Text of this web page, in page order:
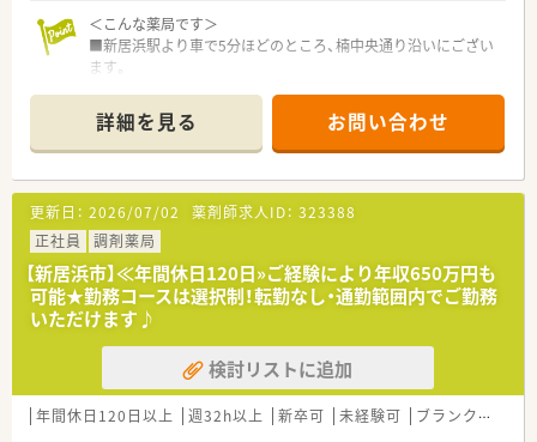
＜こんな薬局です＞
■新居浜駅より車で5分ほどのところ、楠中央通り沿いにござい
ます。
ど大変充実しています。
■ビル1Fのテナントのうちの1つで比較的こじんまりとした店
舗です。
■東予エリアには他店舗複数あり協力して店舗運営されていま
す。
お休みが発生した際など応援にてご勤務頂く場合もございま
す。
■薬剤師常時1～2名体制です。
■配属先については面接等にて適性をみて最終決定いたしま
す。
当店舗ではなく近隣店舗での配属となる可能性もございま
す。
＜設備も充実＞
■全店にバーコードによる過誤防止システム導入済みです。
詳細を見る お問い合わせ
更新日： 2026/07/02 薬剤師求人ID： 323388
正社員
調剤薬局
【新居浜市】≪年間休日120日»ご経験により年収650万円も
可能★勤務コースは選択制！転勤なし・通勤範囲内でご勤務
いただけます♪
検討リストに追加
年間休日120日以上 週32h以上 新卒可 未経験可 ブランク可